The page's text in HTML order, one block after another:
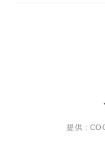
提供：